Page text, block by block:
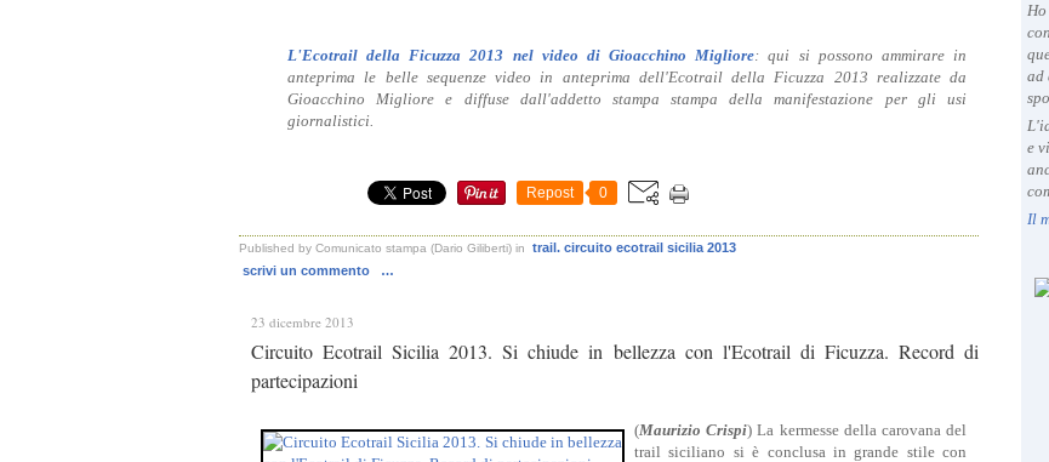
L'Ecotrail della Ficuzza 2013 nel video di Gioacchino Migliore: qui si possono ammirare in
anteprima le belle sequenze video in anteprima dell'Ecotrail della Ficuzza 2013 realizzate da
Gioacchino Migliore e diffuse dall'addetto stampa stampa della manifestazione per gli usi
giornalistici.
Repost 0
Published by Comunicato stampa (Dario Giliberti) in
trail. circuito ecotrail sicilia 2013
scrivi un commento
…
23 dicembre 2013
Circuito Ecotrail Sicilia 2013. Si chiude in bellezza con l'Ecotrail di Ficuzza. Record di
partecipazioni
(Maurizio Crispi) La kermesse della carovana del
trail siciliano si è conclusa in grande stile con
ad
e
Il